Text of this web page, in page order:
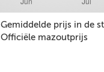
Gemiddelde prijs in de
Officiële mazoutprijs